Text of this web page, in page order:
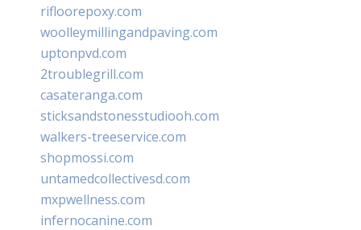
rifloorepoxy.com
woolleymillingandpaving.com
uptonpvd.com
2troublegrill.com
casateranga.com
sticksandstonesstudiooh.com
walkers-treeservice.com
shopmossi.com
untamedcollectivesd.com
mxpwellness.com
infernocanine.com